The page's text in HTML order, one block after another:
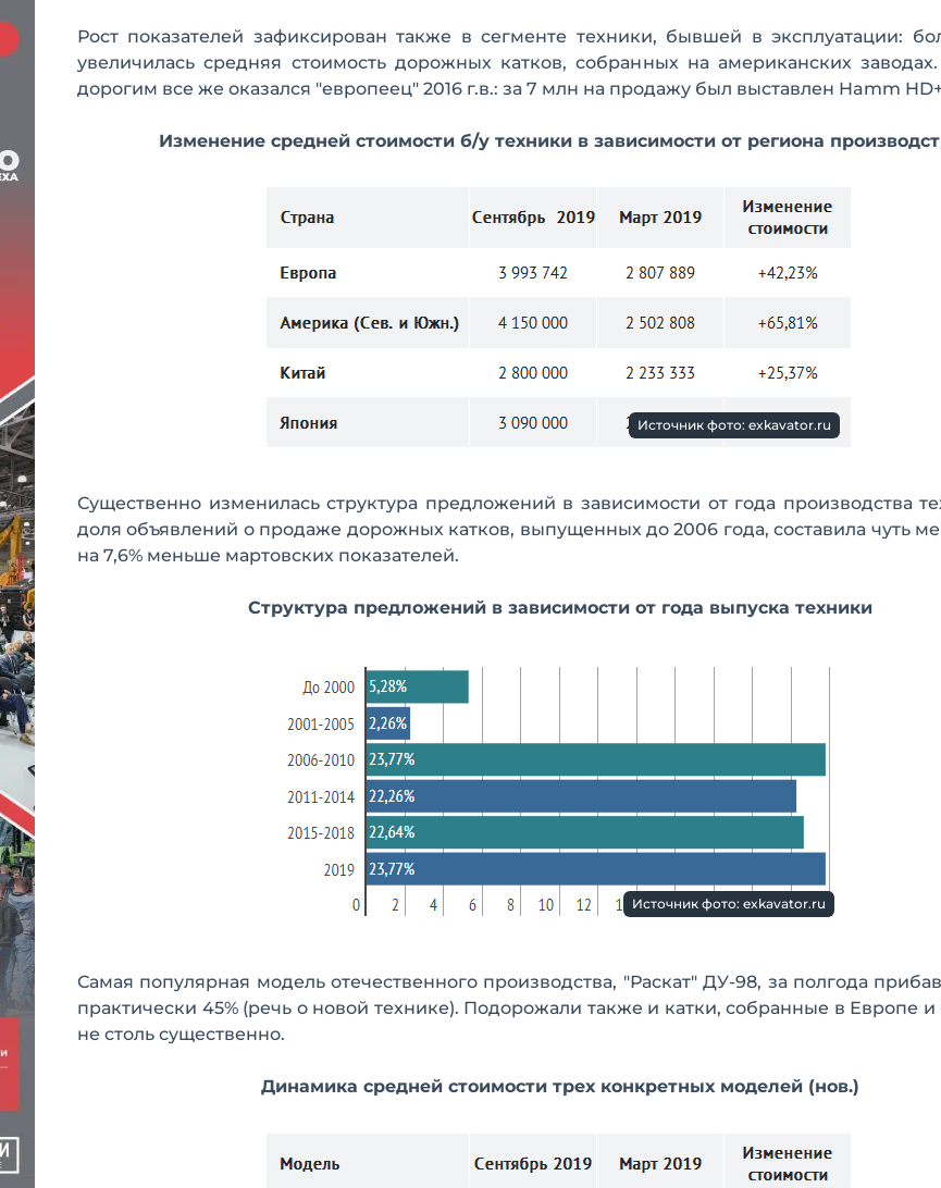
Рост показателей зафиксирован также в сегменте техники, бывшей в эксплуатации:
увеличилась средняя стоимость дорожных катков, собранных на американских
дорогим все же оказался "европеец" 2016 г.в.: за 7 млн на продажу был выставлен Hamm HD+
Изменение средней стоимости б/у техники в зависимости от региона
Источник фото: exkavator.ru
Существенно изменилась структура предложений в зависимости от года производства
доля объявлений о продаже дорожных катков, выпущенных до 2006 года, составила чуть
на 7,6% меньше мартовских показателей.
Структура предложений в зависимости от года выпуска техники
Источник фото: exkavator.ru
Самая популярная модель отечественного производства, "Раскат" ДУ-98, за полгода
практически 45% (речь о новой технике). Подорожали также и катки, собранные в Европе и
не столь существенно.
Динамика средней стоимости трех конкретных моделей (нов.)